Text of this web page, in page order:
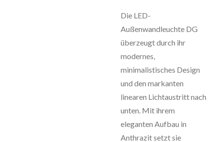
Die LED-
Außenwandleuchte DG
überzeugt durch ihr
modernes,
minimalistisches Design
und den markanten
linearen Lichtaustritt nach
unten. Mit ihrem
eleganten Aufbau in
Anthrazit setzt sie